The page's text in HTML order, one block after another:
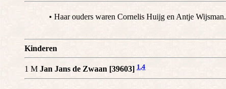
• Haar ouders waren Cornelis Huijg en Antje Wijsman.
Kinderen
1 M Jan Jans de Zwaan [39603] 1,4